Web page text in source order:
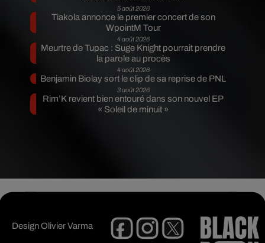
5 août 2026
Tiakola annonce le premier concert de son
WpointM Tour
4 août 2026
Meurtre de Tupac : Suge Knight pourrait prendre
la parole au procès
4 août 2026
Benjamin Biolay sort le clip de sa reprise de PNL
3 août 2026
Rim’K revient bien entouré dans son nouvel EP
« Soleil de minuit »
DesignOlivier Varma